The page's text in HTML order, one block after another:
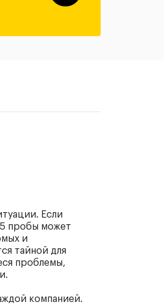
Если
пробы может
и
тайной для
проблемы,
компанией.